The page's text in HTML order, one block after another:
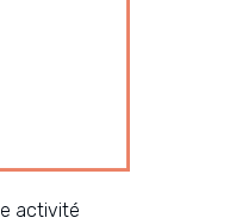
activité